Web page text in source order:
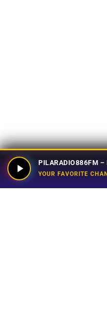
PILARADIO886FM –
YOUR FAVORITE